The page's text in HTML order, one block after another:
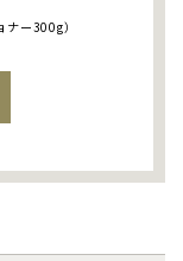
ー300g）